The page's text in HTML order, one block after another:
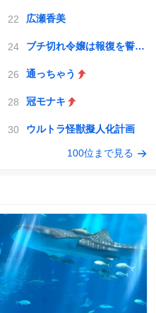
広瀬香美
ブチ切れ令嬢は報復を誓いました。
通っちゃう
冠モナキ
ウルトラ怪獣擬人化計画
100位まで見る